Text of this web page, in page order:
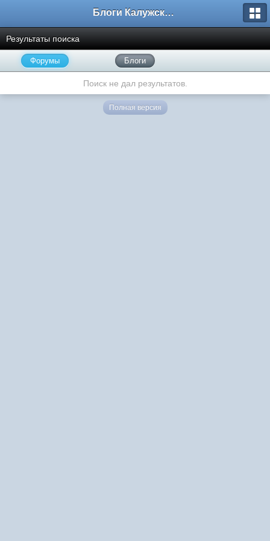
Блоги Калужского перекрестка
Результаты поиска
Форумы Блоги
Поиск не дал результатов.
Полная версия